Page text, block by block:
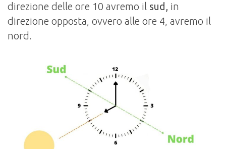
direzione delle ore 10 avremo il sud, in
direzione opposta, ovvero alle ore 4, avremo il
nord.